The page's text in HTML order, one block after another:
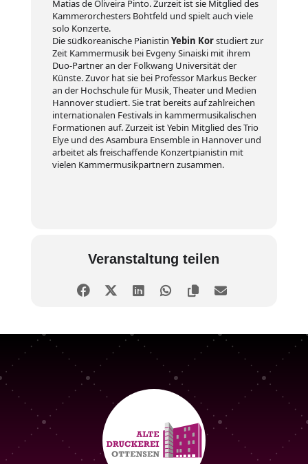
Matias de Oliveira Pinto. Zurzeit ist sie Mitglied des
Kammerorchesters Bohtfeld und spielt auch viele
solo Konzerte.
Die südkoreanische Pianistin Yebin Korstudiert zur
Zeit Kammermusik bei Evgeny Sinaiski mit ihrem
Duo-Partner an der Folkwang Universität der
Künste. Zuvor hat sie bei Professor Markus Becker
an der Hochschule für Musik, Theater und Medien
Hannover studiert. Sie trat bereits auf zahlreichen
internationalen Festivals in kammermusikalischen
Formationen auf. Zurzeit ist Yebin Mitglied des Trio
Elye und des Asambura Ensemble in Hannover und
arbeitet als freischaffende Konzertpianistin mit
vielen Kammermusikpartnern zusammen.
Veranstaltung teilen